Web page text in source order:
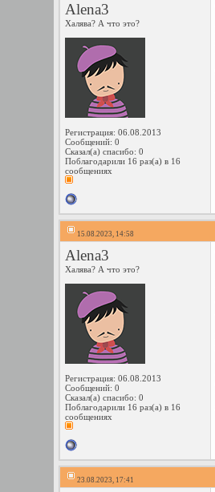
Alena3
Халява? А что это?
Регистрация: 06.08.2013
Сообщений: 0
Сказал(а) спасибо: 0
Поблагодарили 16 раз(а) в 16
сообщениях
15.08.2023, 14:58
Alena3
Халява? А что это?
Регистрация: 06.08.2013
Сообщений: 0
Сказал(а) спасибо: 0
Поблагодарили 16 раз(а) в 16
сообщениях
23.08.2023, 17:41